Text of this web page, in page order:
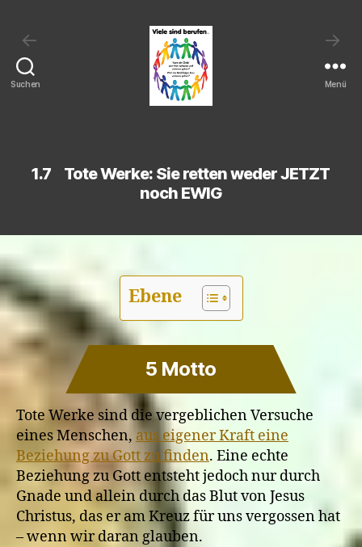
← →
Suchen
Kann
ein
Christ
Heil
und
verloren
gehen?
ein
Nachfolger
Jesu
verloren
gehen?
Menü
1.7 Tote Werke: Sie retten weder JETZT
noch EWIG
Ebene
5 Motto
Tote Werke sind die vergeblichen Versuche
eines Menschen, aus eigener Kraft eine
Beziehung zu Gott zu finden. Eine echte
Beziehung zu Gott entsteht jedoch nur durch
Gnade und allein durch das Blut von Jesus
Christus, das er am Kreuz für uns vergossen hat
– wenn wir daran glauben.